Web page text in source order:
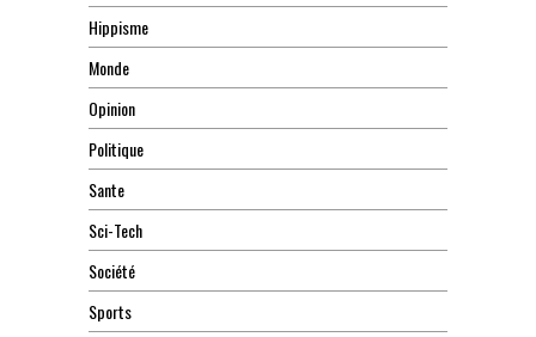
Hippisme
Monde
Opinion
Politique
Sante
Sci-Tech
Société
Sports